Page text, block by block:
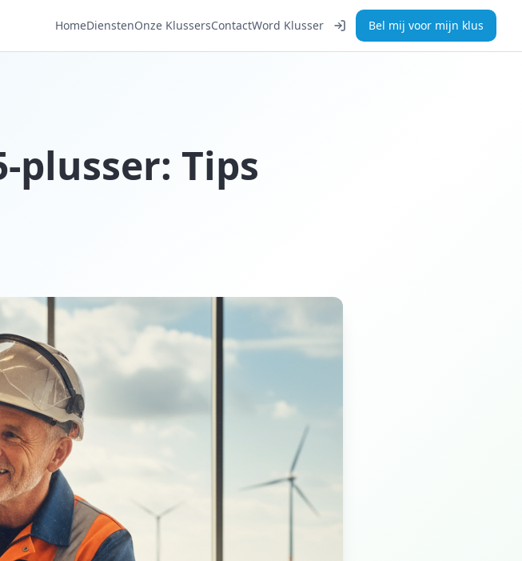
HomeDienstenOnze KlussersContactWord Klusser Bel mij voor mijn klus
plusser: Tips